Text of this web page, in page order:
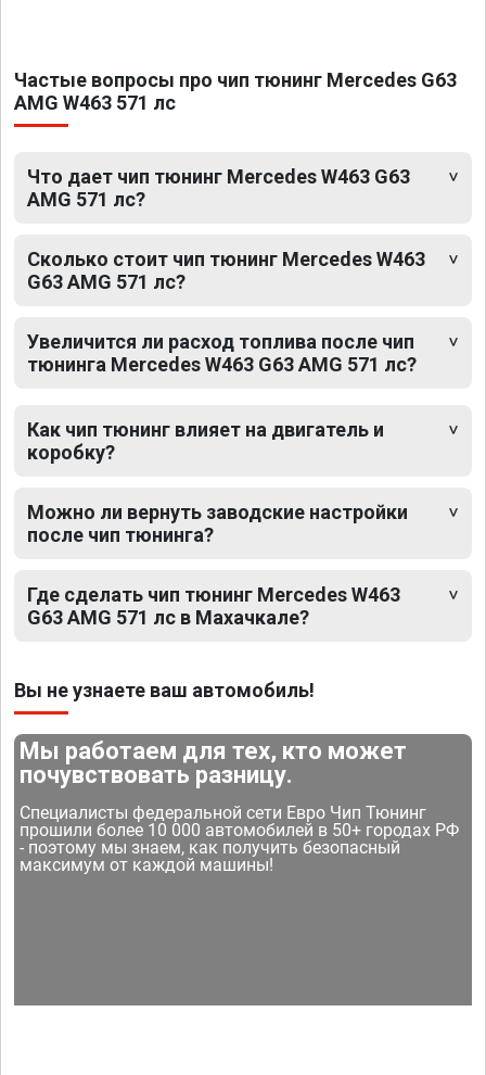
Частые вопросы про чип тюнинг Mercedes G63
AMG W463 571 лс
Что дает чип тюнинг Mercedes W463 G63
AMG 571 лс?
Сколько стоит чип тюнинг Mercedes W463
G63 AMG 571 лс?
Увеличится ли расход топлива после чип
тюнинга Mercedes W463 G63 AMG 571 лс?
Как чип тюнинг влияет на двигатель и
коробку?
Можно ли вернуть заводские настройки
после чип тюнинга?
Где сделать чип тюнинг Mercedes W463
G63 AMG 571 лс в Махачкале?
Вы не узнаете ваш автомобиль!
Мы работаем для тех, кто может
почувствовать разницу.
Специалисты федеральной сети Евро Чип Тюнинг
прошили более 10 000 автомобилей в 50+ городах РФ
- поэтому мы знаем, как получить безопасный
максимум от каждой машины!